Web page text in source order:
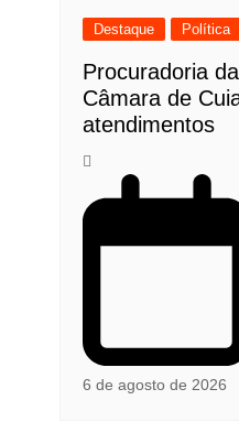
Destaque Política
Procuradoria
Câmara de
atendimentos
6 de agosto de 2026